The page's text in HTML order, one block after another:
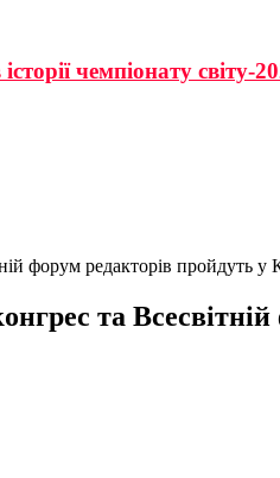
чемпіонату
форум редакторів пройдуть у
та